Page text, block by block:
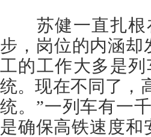
苏健一直扎根
步，岗位的内涵却
工的工作大多是
统。现在不同了，
统。”一列车有一
是确保高铁速度和